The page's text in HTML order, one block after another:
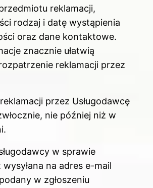
reklamacji,
rodzaj i datę wystąpienia
oraz dane kontaktowe.
znacznie ułatwią
reklamacji przez
przez Usługodawcę
nie później niż w
w sprawie
na adres e-mail
w zgłoszeniu